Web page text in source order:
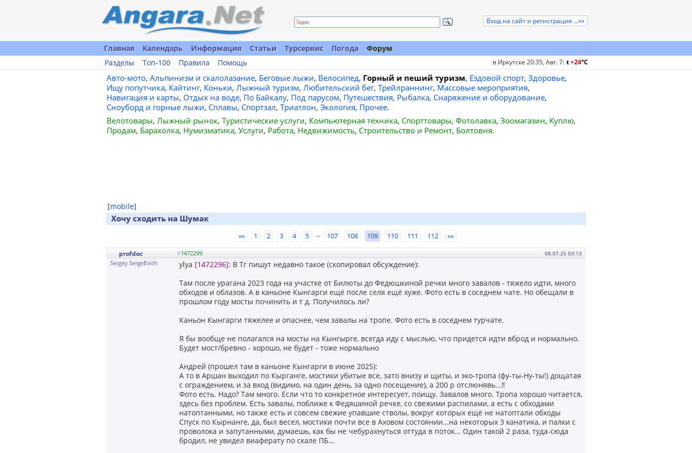
Вход на сайт и регистрация ...»»
Главная Календарь Информация Статьи Турсервис Погода
Форум
Разделы
Топ-100 Правила Помощь в Иркутске 20:35, Авг. 7: t+24°C
Авто-мото, Альпинизм и скалолазание, Беговые лыжи, Велосипед, Горный и пеший туризм, Ездовой спорт, Здоровье,
Ищу попутчика, Кайтинг, Коньки, Лыжный туризм, Любительский бег, Трейлраннинг, Массовые мероприятия,
Навигация и карты, Отдых на воде, По Байкалу, Под парусом, Путешествия, Рыбалка, Снаряжение и оборудование,
Сноуборд и горные лыжи, Сплавы, Спортзал, Триатлон, Экология, Прочее.
Велотовары, Лыжный рынок, Туристические услуги, Компьютерная техника, Спорттовары, Фотолавка, Зоомагазин, Куплю,
Продам, Барахолка, Нумизматика, Услуги, Работа, Недвижимость, Строительство и Ремонт, Болтовня.
[mobile]
Хочу сходить на Шумак
«« 1 2 3 4 5 ... 107 108 109 110 111 112 »»
08.07.25 03:13
profdoc #1472299
Sergey SergeEvich
ylya [1472296]: В Тг пишут недавно такое (скопировал обсуждение):
Там после урагана 2023 года на участке от Билюты до Федюшкиной речки много завалов - тяжело идти, много
обходов и облазов. А в каньоне Кынгарги ещё после селя ещё хуже. Фото есть в соседнем чате. Но обещали в
прошлом году мосты починить и т д. Получилось ли?
Каньон Кынгарги тяжелее и опаснее, чем завалы на тропе. Фото есть в соседнем турчате.
Я бы вообще не полагался на мосты на Кынгырге, всегда иду с мыслью, что придется идти вброд и нормально.
Будет мост/бревно - хорошо, не будет - тоже нормально
Андрей (прошел там в каньоне Кынгарги в июне 2025):
А то в Аршан выходил по Кырганге, мостики убитые все, зато внизу и щиты, и эко-тропа (фу-ты-Ну-ты!) дощатая
с ограждением, и за вход (видимо, на один день, за одно посещение), а 200 р отслюнявь...‼️
Фото есть. Надо? Там много. Если что то конкретное интересует, поищу. Завалов много. Тропа хорошо читается,
здесь без проблем. Есть завалы, поближе к Федяшиной речке, со свежими распилами, а есть с обходами
натоптанными, но также есть и совсем свежие упавшие стволы, вокруг которых ещё не натоптали обходы
Спуск по Кырнанге, да, был весел, мостики почти все в Аховом состоянии...на некоторых 3 канатика, и палки с
проволока и запутанными, думаешь, как бы не чебурахнуться оттуда в поток... Один такой 2 раза, туда-сюда
бродил, не увидел виаферату по скале ПБ...